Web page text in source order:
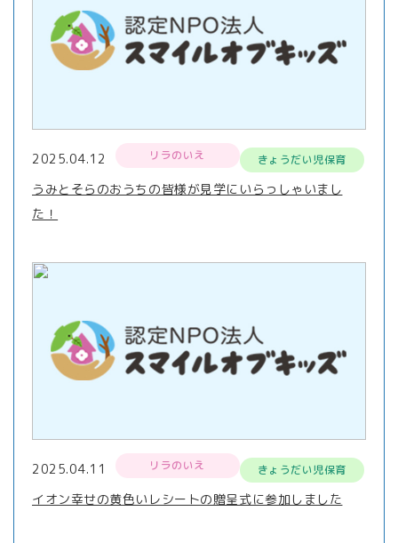
2025.04.12 リラのいえ きょうだい児保育
うみとそらのおうちの皆様が見学にいらっしゃいまし
た！
2025.04.11 リラのいえ きょうだい児保育
イオン幸せの黄色いレシートの贈呈式に参加しました